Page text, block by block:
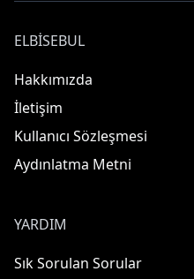
ELBISEBUL
Hakkımızda
İletişim
Kullanıcı Sözleşmesi
Aydınlatma Metni
YARDIM
Sık Sorulan Sorular